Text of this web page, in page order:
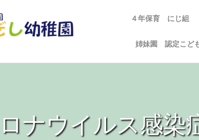
４年保育 にじ組
姉妹園 認定こど
ナウイルス感染